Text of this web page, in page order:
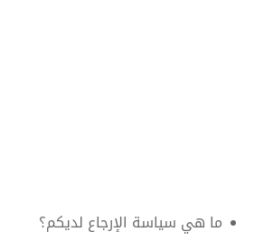
ما هي سياسة الإرجاع لديكم؟